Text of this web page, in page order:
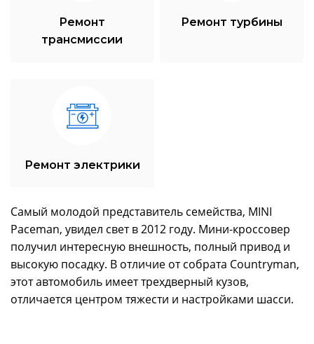
Ремонт
трансмиссии
Ремонт турбины
Ремонт электрики
Самый молодой представитель семейства, MINI
Paceman, увидел свет в 2012 году. Мини-кроссовер
получил интересную внешность, полный привод и
высокую посадку. В отличие от собрата Countryman,
этот автомобиль имеет трехдверный кузов,
отличается центром тяжести и настройками шасси.